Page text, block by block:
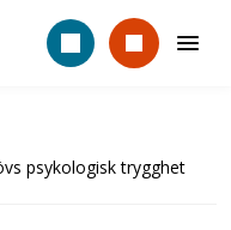
psykologisk trygghet